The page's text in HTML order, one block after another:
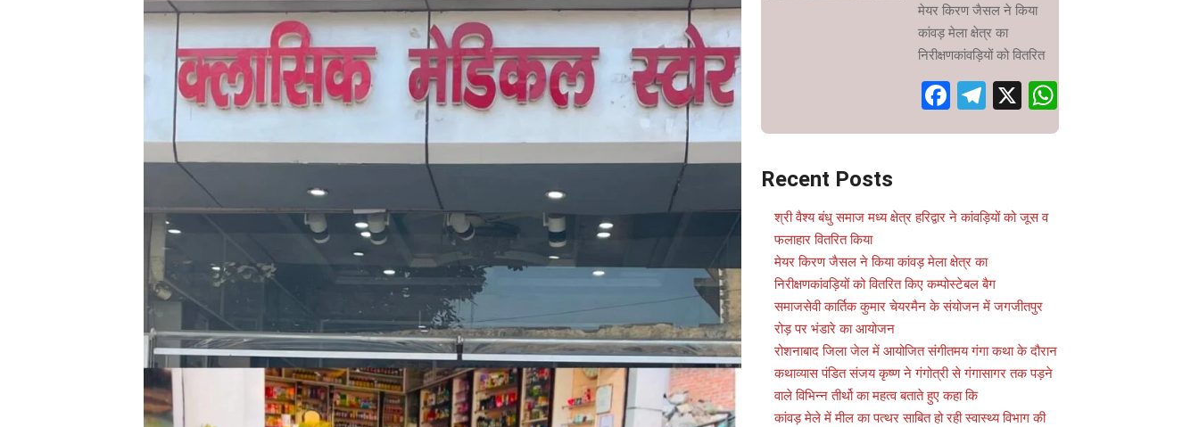
मेयर किरण जैसल ने किया
कांवड़ मेला क्षेत्र का
निरीक्षणकांवड़ियों को वितरित
Facebook
Telegram
X
Recent Posts
श्री वैश्य बंधु समाज मध्य क्षेत्र हरिद्वार ने कांवड़ियों को जूस व
फलाहार वितरित किया
मेयर किरण जैसल ने किया कांवड़ मेला क्षेत्र का
निरीक्षणकांवड़ियों को वितरित किए कम्पोस्टेबल बैग
समाजसेवी कार्तिक कुमार चेयरमैन के संयोजन में जगजीतपुर
रोड़ पर भंडारे का आयोजन
रोशनाबाद जिला जेल में आयोजित संगीतमय गंगा कथा के दौरान
कथाव्यास पंडित संजय कृष्ण ने गंगोत्री से गंगासागर तक पड़ने
वाले विभिन्न तीर्थो का महत्व बताते हुए कहा कि
कांवड़ मेले में मील का पत्थर साबित हो रही स्वास्थ्य विभाग की